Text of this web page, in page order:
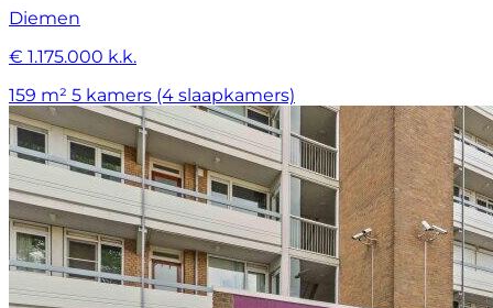
Diemen
€ 1.175.000 k.k.
159 m² 5 kamers (4 slaapkamers)